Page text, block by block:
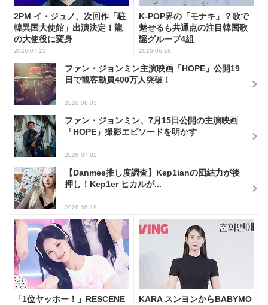
2PM イ・ジュノ、次回作「駐
韓異国大使館」出演決定！龍
の大使役に変身
2026.07.23
K-POP界の「モナキ」？歌で
魅せるも共通点の注目韓国歌
謡グループ4組
2026.06.18
ファン・ジョンミン主演映画「HOPE」公開19
日で観客動員400万人突破！
2026.08.03
ファン・ジョンミン、7月15日公開の主演映画
「HOPE」撮影エピソードを明かす
2026.07.02
【Danmee推し度調査】Kep1ianの団結力が後
押し！Kep1er ヒカルが...
2026.06.19
「1位ヤッホー！」RESCENE
KARA スンヨンからBABYMO